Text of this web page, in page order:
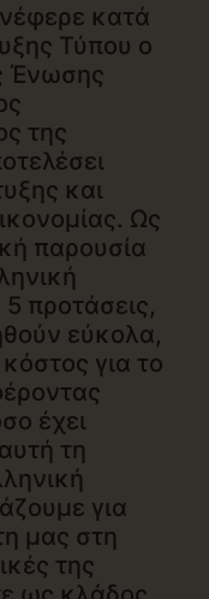
κατά
Τύπου ο
Ένωσης
της
και
Ως
παρουσία
προτάσεις,
εύκολα,
για το
έχει
τη
για
μας στη
της